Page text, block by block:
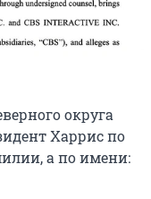
округа
Харрис по
а по имени: